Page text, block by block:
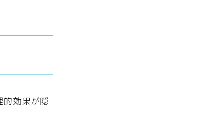
効果が隠